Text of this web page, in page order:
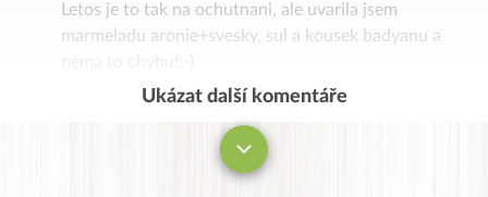
Letos je to tak na ochutnani, ale uvarila jsem
marmeladu aronie+svesky, sul a kousek badyanu a
Ukázat další komentáře